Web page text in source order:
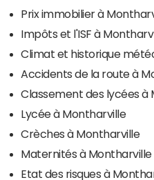
Prix immobilier à
Impôts et l'ISF à
Climat et historique
Accidents de la route à
Classement des lycées à
Lycée à Montharville
Crèches à Montharville
Maternités à Montharville
Etat des risques à